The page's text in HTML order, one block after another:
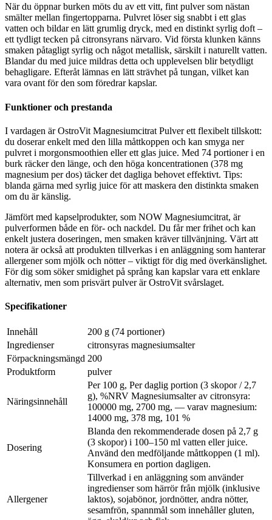
När du öppnar burken möts du av ett vitt, fint pulver som nästan
smälter mellan fingertopparna. Pulvret löser sig snabbt i ett glas
vatten och bildar en lätt grumlig dryck, med en distinkt syrlig doft –
ett tydligt tecken på citronsyrans närvaro. Vid första klunken känns
smaken påtagligt syrlig och något metallisk, särskilt i naturellt vatten.
Blandar du med juice mildras detta och upplevelsen blir betydligt
behagligare. Efteråt lämnas en lätt strävhet på tungan, vilket kan
vara ovant för den som föredrar kapslar.
Funktioner och prestanda
I vardagen är OstroVit Magnesiumcitrat Pulver ett flexibelt tillskott:
du doserar enkelt med den lilla måttkoppen och kan smyga ner
pulvret i morgonsmoothien eller ett glas juice. Med 74 portioner i en
burk räcker den länge, och den höga koncentrationen (378 mg
magnesium per dos) täcker det dagliga behovet effektivt. Tips:
blanda gärna med syrlig juice för att maskera den distinkta smaken
om du är känslig.
Jämfört med kapselprodukter, som NOW Magnesiumcitrat, är
pulverformen både en för- och nackdel. Du får mer frihet och kan
enkelt justera doseringen, men smaken kräver tillvänjning. Värt att
notera är också att produkten tillverkas i en anläggning som hanterar
allergener som mjölk och nötter – viktigt för dig med överkänslighet.
För dig som söker smidighet på språng kan kapslar vara ett enklare
alternativ, men som prisvärt pulver är OstroVit svårslaget.
Specifikationer
Innehåll
200 g (74 portioner)
Ingredienser
citronsyras magnesiumsalter
Förpackningsmängd 200
Produktform
pulver
Näringsinnehåll
Per 100 g, Per daglig portion (3 skopor / 2,7
g), %NRV Magnesiumsalter av citronsyra:
100000 mg, 2700 mg, — varav magnesium:
14000 mg, 378 mg, 101 %
Dosering
Blanda den rekommenderade dosen på 2,7 g
(3 skopor) i 100–150 ml vatten eller juice.
Använd den medföljande måttkoppen (1 ml).
Konsumera en portion dagligen.
Allergener
Tillverkad i en anläggning som använder
ingredienser som härrör från mjölk (inklusive
laktos), sojabönor, jordnötter, andra nötter,
sesamfrön, spannmål som innehåller gluten,